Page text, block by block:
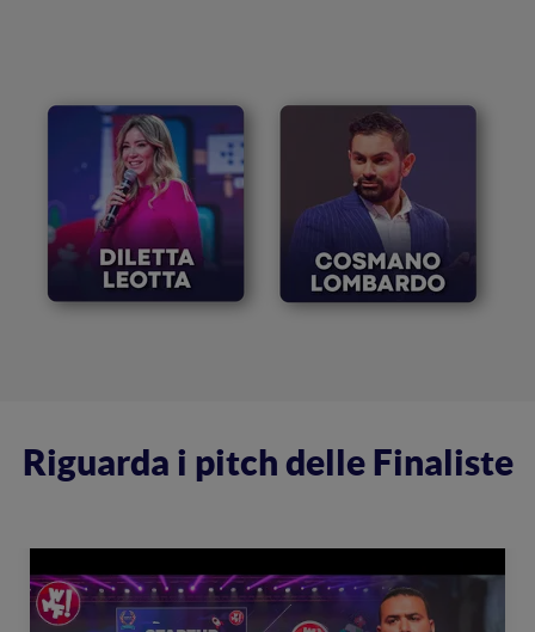
Riguarda i pitch delle Finaliste